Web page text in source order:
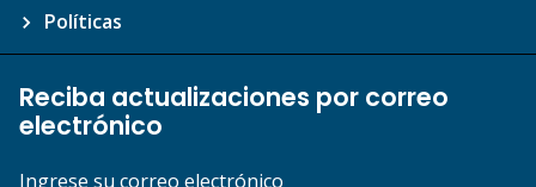
Políticas
Reciba actualizaciones por correo
electrónico
Ingrese su correo electrónico